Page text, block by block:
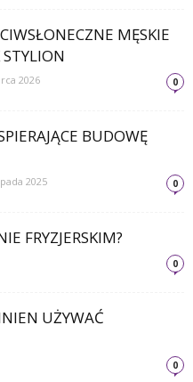
MĘSKIE
2026 0
BUDOWĘ
2025 0
FRYZJERSKIM?
0
UŻYWAĆ
0